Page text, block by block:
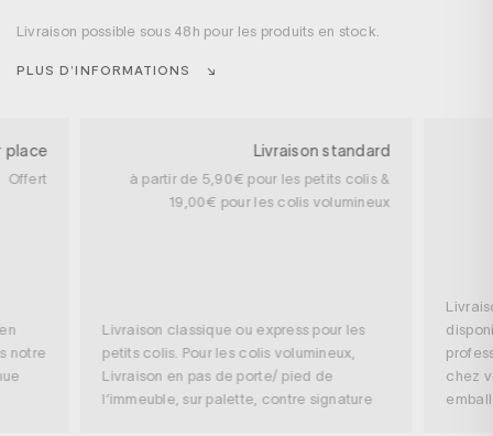
Livraison possible sous 48h pour les produits en stock.
PLUS D’INFORMATIONS
place
Offert
notre
Livraison standard
à partir de 5,90€ pour les petits colis &
19,00€ pour les colis volumineux
Livraison classique ou express pour les
petits colis. Pour les colis volumineux,
Livraison en pas de porte/ pied de
l’immeuble, sur palette, contre signature
chez